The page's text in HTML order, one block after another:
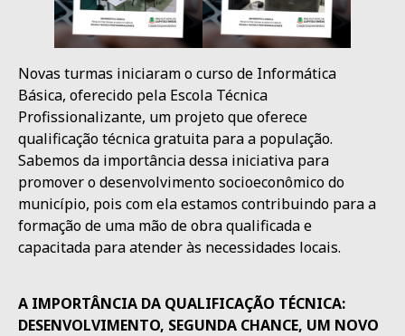
Novas turmas iniciaram o curso de Informática
Básica, oferecido pela Escola Técnica
Profissionalizante, um projeto que oferece
qualificação técnica gratuita para a população.
Sabemos da importância dessa iniciativa para
promover o desenvolvimento socioeconômico do
município, pois com ela estamos contribuindo para a
formação de uma mão de obra qualificada e
capacitada para atender às necessidades locais.
A IMPORTÂNCIA DA QUALIFICAÇÃO TÉCNICA:
DESENVOLVIMENTO, SEGUNDA CHANCE, UM NOVO